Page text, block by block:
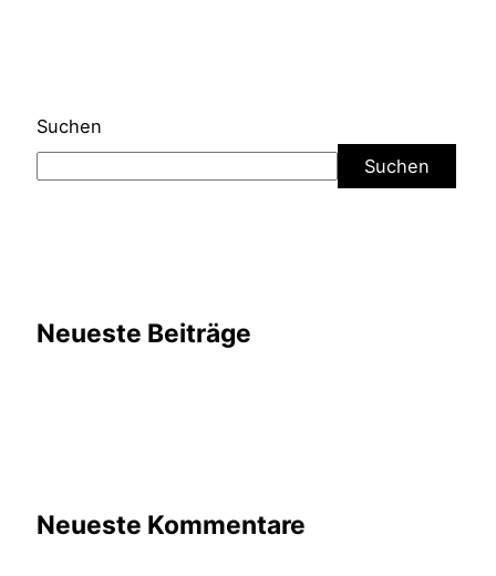
Suchen
Suchen
Neueste Beiträge
Neueste Kommentare